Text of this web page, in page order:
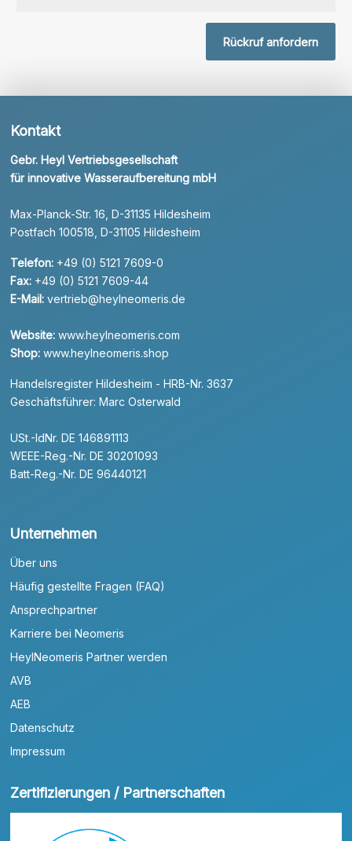
Rückruf anfordern
Kontakt
Gebr. Heyl Vertriebsgesellschaft
für innovative Wasseraufbereitung mbH
Max-Planck-Str. 16, D-31135 Hildesheim
Postfach 100518, D-31105 Hildesheim
Telefon: +49 (0) 5121 7609-0
Fax: +49 (0) 5121 7609-44
E-Mail: vertrieb@heylneomeris.de
Website: www.heylneomeris.com
Shop: www.heylneomeris.shop
Handelsregister Hildesheim - HRB-Nr. 3637
Geschäftsführer: Marc Osterwald
USt.-IdNr. DE 146891113
WEEE-Reg.-Nr. DE 30201093
Batt-Reg.-Nr. DE 96440121
Unternehmen
Über uns
Häufig gestellte Fragen (FAQ)
Ansprechpartner
Karriere bei Neomeris
HeylNeomeris Partner werden
AVB
AEB
Datenschutz
Impressum
Zertifizierungen / Partnerschaften